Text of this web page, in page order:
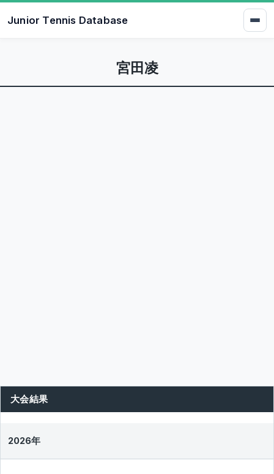
Junior Tennis Database
宮田凌
大会結果
2026年